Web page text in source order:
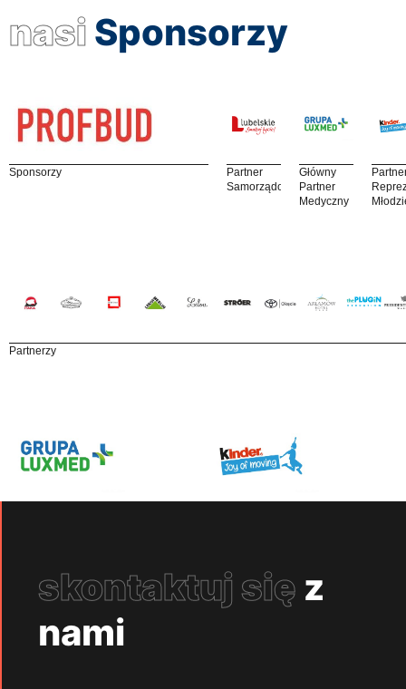
nasi Sponsorzy
Sponsorzy
Partner
Samorządowy
Główny
Partner
Medyczny
Partnerzy
skontaktuj się z
nami